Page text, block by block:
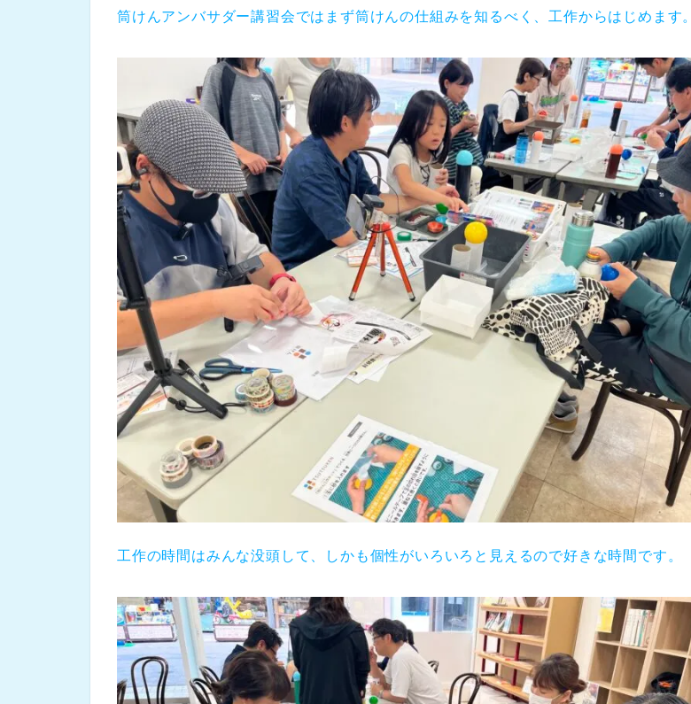
筒けんアンバサダー講習会ではまず筒けんの仕組みを知るべく、工作からはじめます。
工作の時間はみんな没頭して、しかも個性がいろいろと見えるので好きな時間です。